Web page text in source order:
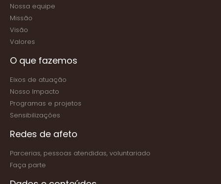
Nossa equipe
Missão
Visão
Valores
O que fazemos
Eixos de atuação
Nosso Impacto
Programas e projetos
Sensibilizações
Redes de afeto
Parcerias, pessoas atendidas, voluntariado
Faça parte